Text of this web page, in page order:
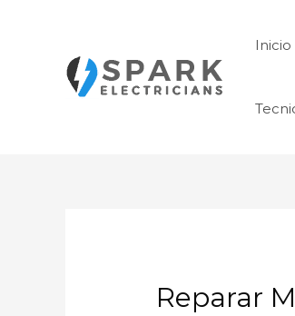
Inicio
Reparar